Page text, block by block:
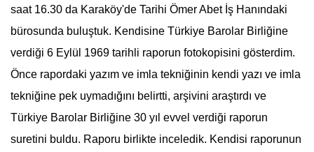
saat 16.30 da Karaköy'de Tarihi Ömer Abet İş Hanındaki
bürosunda buluştuk. Kendisine Türkiye Barolar Birliğine
verdiği 6 Eylül 1969 tarihli raporun fotokopisini gösterdim.
Önce rapordaki yazım ve imla tekniğinin kendi yazı ve imla
tekniğine pek uymadığını belirtti, arşivini araştırdı ve
Türkiye Barolar Birliğine 30 yıl evvel verdiği raporun
suretini buldu. Raporu birlikte inceledik. Kendisi raporunun